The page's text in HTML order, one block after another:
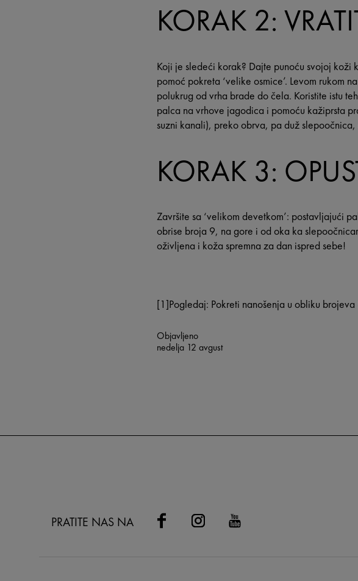
KORAK 2:
Koji je sledeći korak? Dajte punoću svojoj
pomoć pokreta ‘velike osmice’. Levom rukom
polukrug od vrha brade do čela. Koristite istu
palca na vrhove jagodica i pomoću kažiprsta
suzni kanali), preko obrva, pa duž
KORAK 3:
Završite sa ‘velikom devetkom’: postavljajući
obrise broja 9, na gore i od oka ka
oživljena i koža spremna za dan ispred sebe!
[1]Pogledaj: Pokreti nanošenja u obliku
Objavljeno
nedelja 12 avgust
PRATITE NAS NA